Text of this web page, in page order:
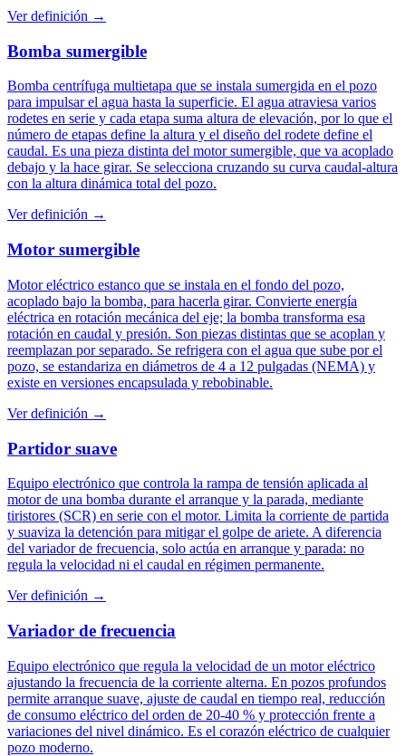
Ver definición →
Bomba sumergible
Bomba centrífuga multietapa que se instala sumergida en el pozo
para impulsar el agua hasta la superficie. El agua atraviesa varios
rodetes en serie y cada etapa suma altura de elevación, por lo que el
número de etapas define la altura y el diseño del rodete define el
caudal. Es una pieza distinta del motor sumergible, que va acoplado
debajo y la hace girar. Se selecciona cruzando su curva caudal-altura
con la altura dinámica total del pozo.
Ver definición →
Motor sumergible
Motor eléctrico estanco que se instala en el fondo del pozo,
acoplado bajo la bomba, para hacerla girar. Convierte energía
eléctrica en rotación mecánica del eje; la bomba transforma esa
rotación en caudal y presión. Son piezas distintas que se acoplan y
reemplazan por separado. Se refrigera con el agua que sube por el
pozo, se estandariza en diámetros de 4 a 12 pulgadas (NEMA) y
existe en versiones encapsulada y rebobinable.
Ver definición →
Partidor suave
Equipo electrónico que controla la rampa de tensión aplicada al
motor de una bomba durante el arranque y la parada, mediante
tiristores (SCR) en serie con el motor. Limita la corriente de partida
y suaviza la detención para mitigar el golpe de ariete. A diferencia
del variador de frecuencia, solo actúa en arranque y parada: no
regula la velocidad ni el caudal en régimen permanente.
Ver definición →
Variador de frecuencia
Equipo electrónico que regula la velocidad de un motor eléctrico
ajustando la frecuencia de la corriente alterna. En pozos profundos
permite arranque suave, ajuste de caudal en tiempo real, reducción
de consumo eléctrico del orden de 20-40 % y protección frente a
variaciones del nivel dinámico. Es el corazón eléctrico de cualquier
pozo moderno.